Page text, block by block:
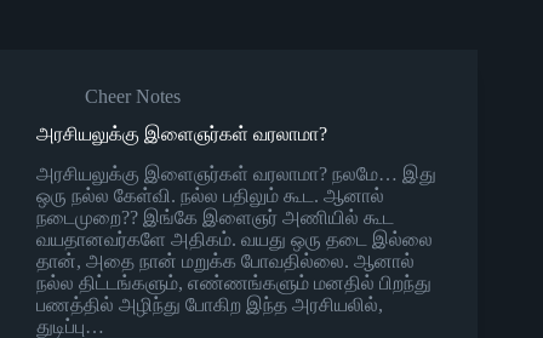
Cheer Notes
அரசியலுக்கு இளைஞர்கள் வரலாமா?
அரசியலுக்கு இளைஞர்கள் வரலாமா? நலமே… இது
ஒரு நல்ல கேள்வி. நல்ல பதிலும் கூட. ஆனால்
நடைமுறை?? இங்கே இளைஞர் அணியில் கூட
வயதானவர்களே அதிகம். வயது ஒரு தடை இல்லை
தான், அதை நான் மறுக்க போவதில்லை. ஆனால்
நல்ல திட்டங்களும், எண்ணங்களும் மனதில் பிறந்து
பணத்தில் அழிந்து போகிற இந்த அரசியலில்,
துடிப்பு…